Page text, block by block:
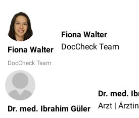
Fiona Walter
DocCheck Team
Fiona Walter
DocCheck Team
Dr. med. Ibrahim Güler
Arzt | Ärztin